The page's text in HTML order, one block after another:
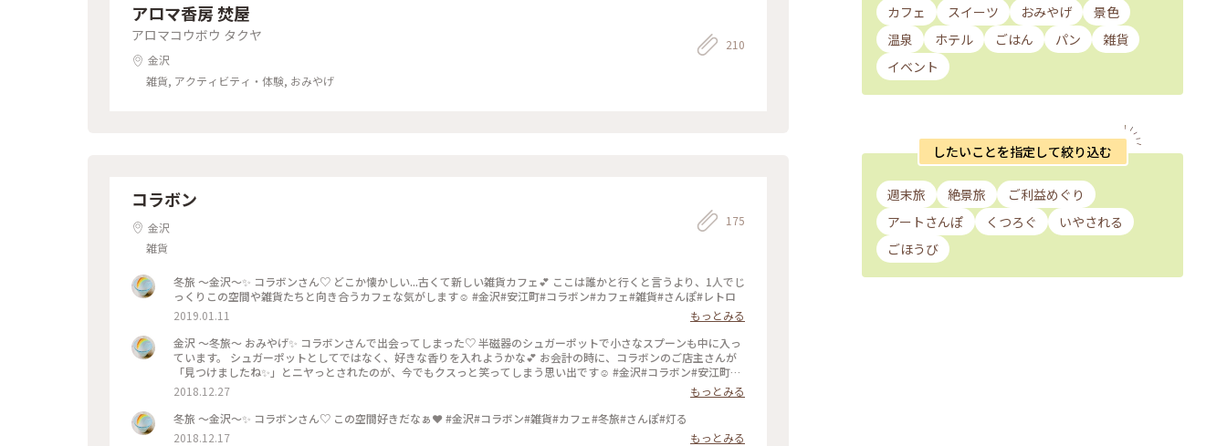
アロマ香房 焚屋
アロマコウボウ タクヤ
金沢
雑貨, アクティビティ・体験, おみやげ
210
コラボン
金沢
雑貨
175
冬旅 〜金沢〜✨ コラボンさん♡ どこか懐かしい...古くて新しい雑貨カフェ💕 ここは誰かと行くと言うより、1人でじ
っくりこの空間や雑貨たちと向き合うカフェな気がします☺️ #金沢#安江町#コラボン#カフェ#雑貨#さんぽ#レトロ
2019.01.11
もっとみる
金沢 〜冬旅〜 おみやげ✨ コラボンさんで出会ってしまった♡ 半磁器のシュガーポットで小さなスプーンも中に入っ
ています。 シュガーポットとしてではなく、好きな香りを入れようかな💕 お会計の時に、コラボンのご店主さんが
「見つけましたね✨」とニヤっとされたのが、今でもクスっと笑ってしまう思い出です☺️ #金沢#コラボン#安江町#
カフェ#雑貨#おみやげ#宝物#出会ってしまった#黄色いコトリ
2018.12.27
もっとみる
冬旅 〜金沢〜✨ コラボンさん♡ この空間好きだなぁ❤️ #金沢#コラボン#雑貨#カフェ#冬旅#さんぽ#灯る
2018.12.17
もっとみる
カフェ スイーツ おみやげ
景色
温泉
ホテル ごはん パン
雑貨
イベント
したいことを指定して絞り込む
週末旅 絶景旅
ご利益めぐり
アートさんぽ
くつろぐ
いやされる
ごほうび